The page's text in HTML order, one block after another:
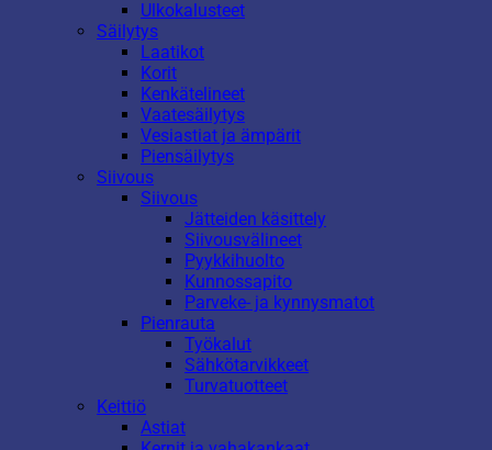
Ulkokalusteet
Säilytys
Laatikot
Korit
Kenkätelineet
Vaatesäilytys
Vesiastiat ja ämpärit
Piensäilytys
Siivous
Siivous
Jätteiden käsittely
Siivousvälineet
Pyykkihuolto
Kunnossapito
Parveke- ja kynnysmatot
Pienrauta
Työkalut
Sähkötarvikkeet
Turvatuotteet
Keittiö
Astiat